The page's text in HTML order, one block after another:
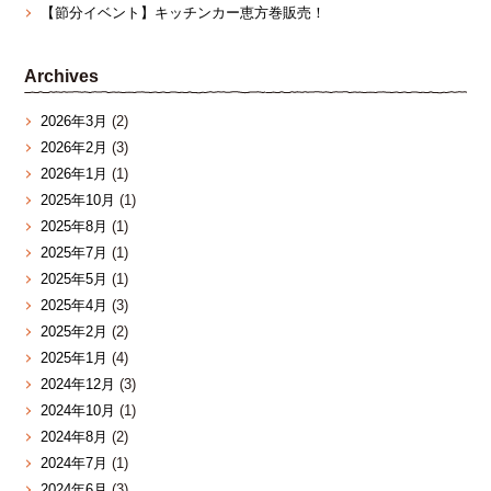
【節分イベント】キッチンカー恵方巻販売！
Archives
2026年3月 (2)
2026年2月 (3)
2026年1月 (1)
2025年10月 (1)
2025年8月 (1)
2025年7月 (1)
2025年5月 (1)
2025年4月 (3)
2025年2月 (2)
2025年1月 (4)
2024年12月 (3)
2024年10月 (1)
2024年8月 (2)
2024年7月 (1)